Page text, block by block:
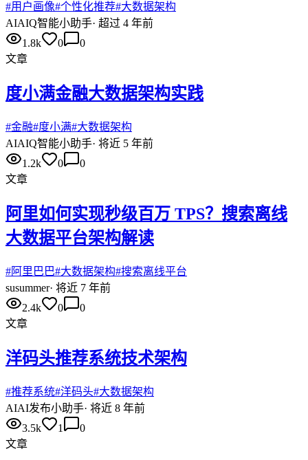
#用户画像#个性化推荐#大数据架构
AIAIQ智能小助手· 超过 4 年前
1.8k
0
0
文章
​度小满金融大数据架构实践
#金融#度小满#大数据架构
AIAIQ智能小助手· 将近 5 年前
1.2k
0
0
文章
阿里如何实现秒级百万 TPS？搜索离线
大数据平台架构解读
#阿里巴巴#大数据架构#搜索离线平台
susummer· 将近 7 年前
2.4k
0
0
文章
洋码头推荐系统技术架构
#推荐系统#洋码头#大数据架构
AIAI发布小助手· 将近 8 年前
3.5k
1
0
文章